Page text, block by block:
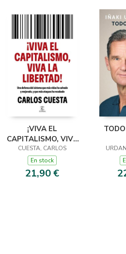
¡VIVA EL
CAPITALISMO, VIVA
LA LIBERTAD!
CUESTA, CARLOS
En stock
21,90 €